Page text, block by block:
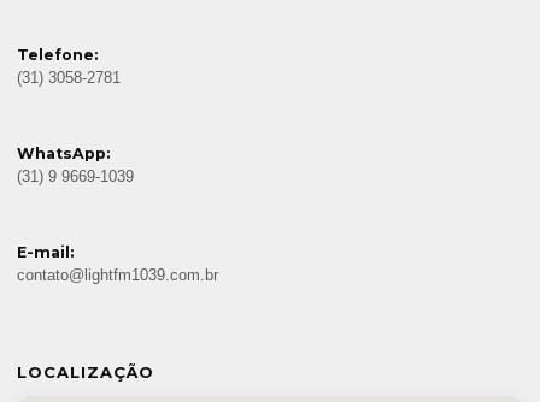
Telefone:
(31) 3058-2781
WhatsApp:
(31) 9 9669-1039
E-mail:
contato@lightfm1039.com.br
LOCALIZAÇÃO